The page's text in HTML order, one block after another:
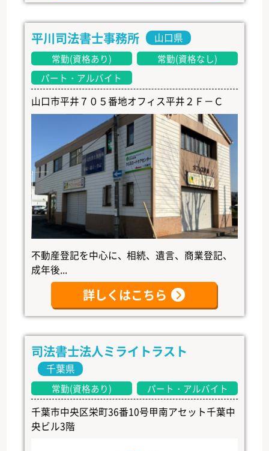
平川司法書士事務所 山口県
常勤(資格あり)
常勤(資格なし)
パート・アルバイト
山口市平井７０５番地オフィス平井２Ｆ－Ｃ
不動産登記を中心に、相続、遺言、商業登記、
成年後...
詳しくはこちら
司法書士法人ミライトラスト
千葉県
常勤(資格あり) パート・アルバイト
千葉市中央区栄町36番10号甲南アセット千葉中
央ビル3階